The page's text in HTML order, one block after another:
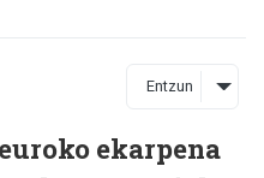
Entzun
ekarpena